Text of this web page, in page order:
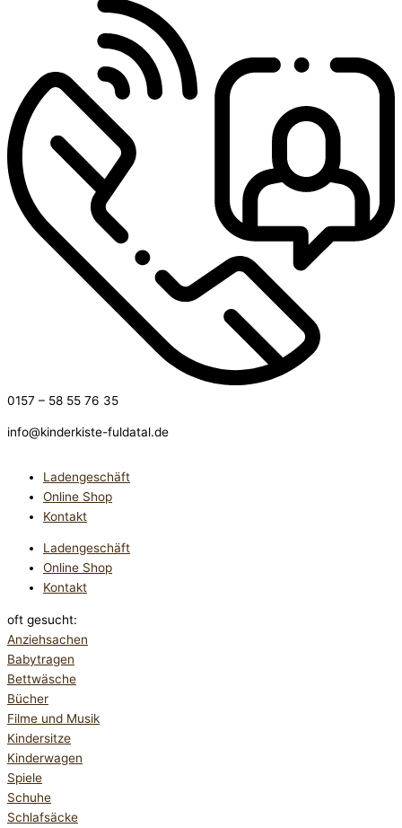
0157 – 58 55 76 35
info@kinderkiste-fuldatal.de
Ladengeschäft
Online Shop
Kontakt
Ladengeschäft
Online Shop
Kontakt
oft gesucht:
Anziehsachen
Babytragen
Bettwäsche
Bücher
Filme und Musik
Kindersitze
Kinderwagen
Spiele
Schuhe
Schlafsäcke